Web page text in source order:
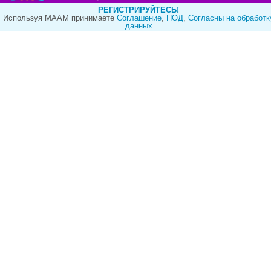
РЕГИСТРИРУЙТЕСЬ!
Используя МААМ принимаете Cоглашение, ПОД, Согласны на
данных